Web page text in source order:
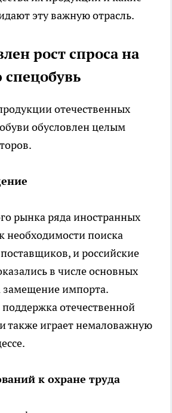
эту важную отрасль.
рост спроса на
отечественных
обусловлен целым
рынка ряда иностранных
необходимости поиска
и российские
в числе основных
замещение импорта.
поддержка отечественной
также играет немаловажную
к охране труда